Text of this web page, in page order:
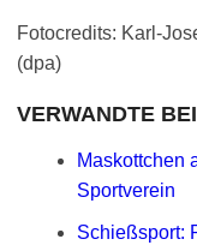
Fotocredits: Karl-
(dpa)
VERWANDTE
Maskottchen
Sportverein
Schießsport: